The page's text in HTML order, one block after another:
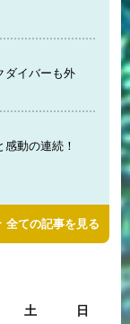
ダイバーも外
動の連続！
全ての記事を見る
土
日